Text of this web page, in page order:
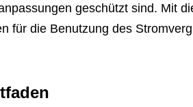
geschützt sind. Mit
für die Benutzung des